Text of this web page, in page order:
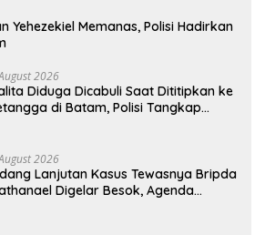
Yehezekiel Memanas, Polisi Hadirkan
2026
Diduga Dicabuli Saat Dititipkan ke
di Batam, Polisi Tangkap
2026
Lanjutan Kasus Tewasnya Bripda
Digelar Besok, Agenda